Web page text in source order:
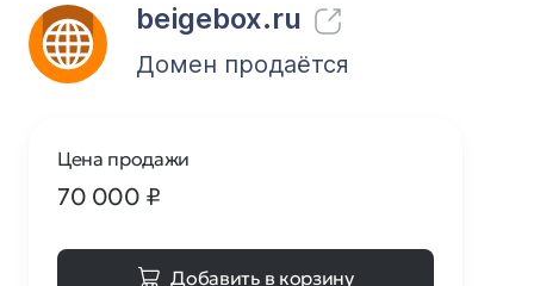
beigebox.ru
Домен продаётся
Цена продажи
70 000 ₽
Добавить в корзину